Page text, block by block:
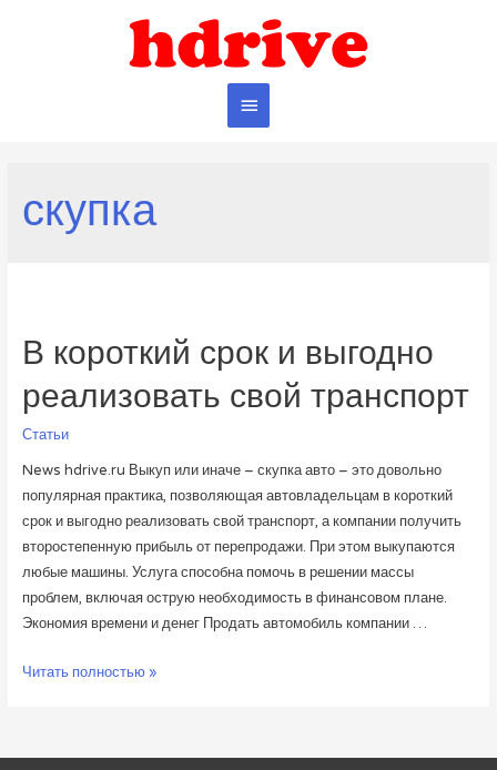
Главное
скупка
В короткий срок и выгодно
реализовать свой транспорт
Статьи
News hdrive.ru Выкуп или иначе – скупка авто – это довольно
популярная практика, позволяющая автовладельцам в короткий
срок и выгодно реализовать свой транспорт, а компании получить
второстепенную прибыль от перепродажи. При этом выкупаются
любые машины. Услуга способна помочь в решении массы
проблем, включая острую необходимость в финансовом плане.
Экономия времени и денег Продать автомобиль компании …
В
Читать полностью »